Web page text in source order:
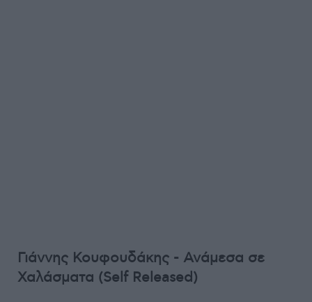
Γιάννης Κουφουδάκης - Ανάμεσα σε
Χαλάσματα (Self Released)